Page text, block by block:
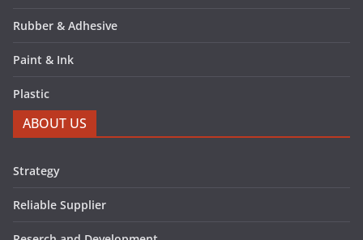
Rubber & Adhesive
Paint & Ink
Plastic
ABOUT US
Strategy
Reliable Supplier